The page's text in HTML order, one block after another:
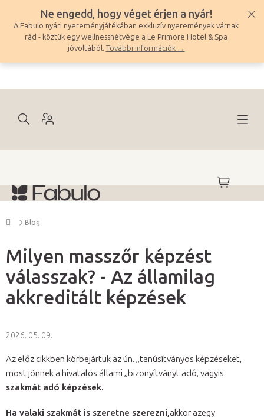
tartalomhoz
Ne engedd, hogy véget érjen a nyár!
A Fabulo nyári nyereményjátékában exkluzív nyeremények várnak
rád - köztük egy wellnesshétvége a Le Primore Hotel & Spa
jóvoltából. További információk →
KOSÁR
Kezdőlap
Blog
Milyen masszőr képzést
válasszak? - Az államilag
akkreditált képzések
2026. 05. 09.
Az előz cikkben körbejártuk az ún. „tanúsítványos képzéseket,
most jönnek a hivatalos állami „bizonyítványt adó, vagyis
szakmát adó képzések.
Ha valaki szakmát is szeretne szerezni,akkor azegy